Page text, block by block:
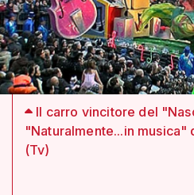
Il carro vincitore del
"Naturalmente...in musica"
(Tv)